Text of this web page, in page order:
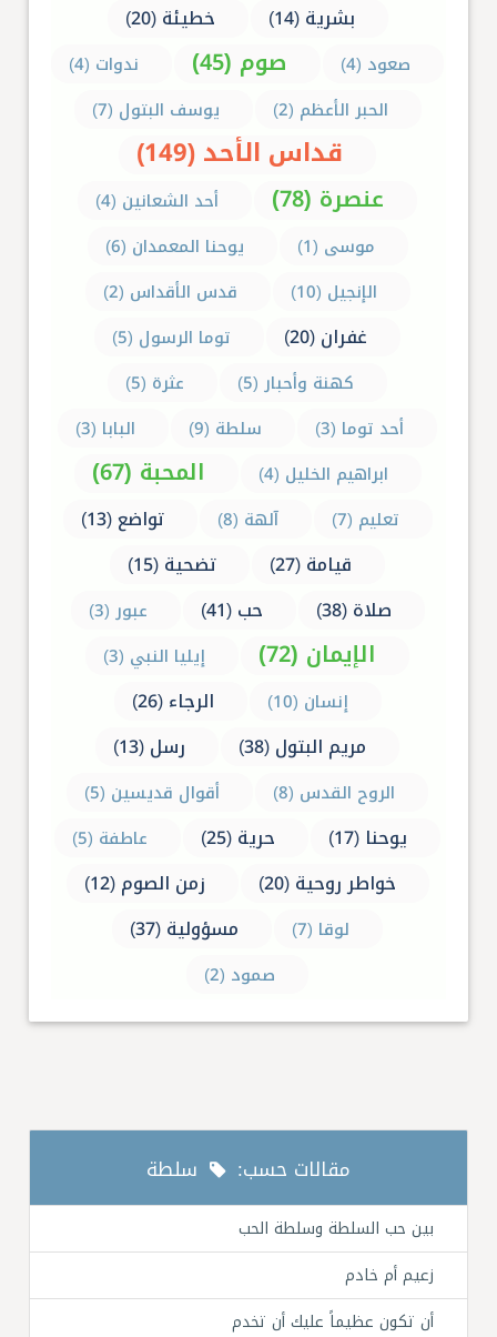
بشرية (14) خطيئة (20)
صعود (4) صوم (45)
ندوات (4)
الحبر الأعظم (2)
يوسف البتول (7)
قداس الأحد (149)
عنصرة (78)
أحد الشعانين (4)
موسى (1)
يوحنا المعمدان (6)
الإنجيل (10)
قدس الأقداس (2)
غفران (20)
توما الرسول (5)
كهنة وأحبار (5)
عثرة (5)
أحد توما (3)
سلطة (9)
البابا (3)
ابراهيم الخليل (4)
المحبة (67)
تعليم (7) آلهة (8)
تواضع (13)
قيامة (27)
تضحية (15)
صلاة (38)
حب (41) عبور (3)
الإيمان (72)
إيليا النبي (3)
إنسان (10)
الرجاء (26)
مريم البتول (38)
رسل (13)
الروح القدس (8) أقوال قديسين (5)
يوحنا (17) حرية (25) عاطفة (5)
خواطر روحية (20) زمن الصوم (12)
لوقا (7) مسؤولية (37)
صمود (2)
مقالات حسب: سلطة
بين حب السلطة وسلطة الحب
زعيم أم خادم
أن تكون عظيماً عليك أن تخدم